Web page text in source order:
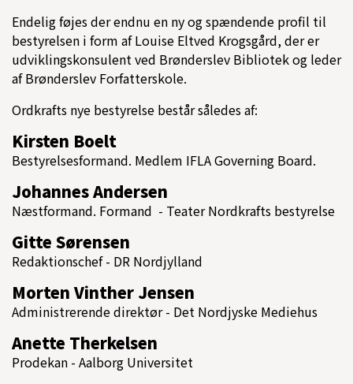
Endelig føjes der endnu en ny og spændende profil til
bestyrelsen i form af Louise Eltved Krogsgård, der er
udviklingskonsulent ved Brønderslev Bibliotek og leder
af Brønderslev Forfatterskole.
Ordkrafts nye bestyrelse består således af:
Kirsten Boelt
Bestyrelsesformand. Medlem IFLA Governing Board.
Johannes Andersen
Næstformand. Formand - Teater Nordkrafts bestyrelse
Gitte Sørensen
Redaktionschef - DR Nordjylland
Morten Vinther Jensen
Administrerende direktør - Det Nordjyske Mediehus
Anette Therkelsen
Prodekan - Aalborg Universitet